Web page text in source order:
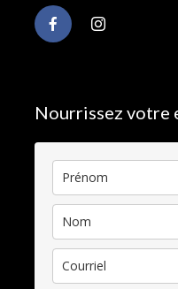
Nourrissez votre